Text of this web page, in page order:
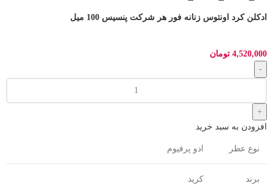
ادکلن کرد اونتوس زنانه فور هر شرکت پنسیس 100 میل
4,520,000 تومان
افزودن به سبد خرید
نوع عطر ادو پرفیوم
برند کرید